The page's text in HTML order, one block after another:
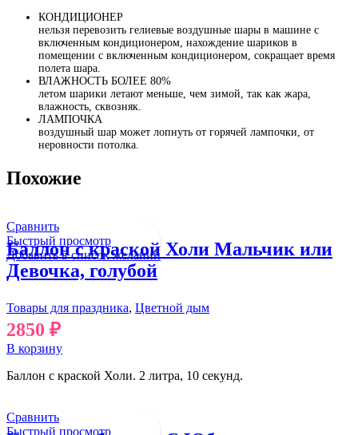
КОНДИЦИОНЕР
нельзя перевозить гелиевые воздушные шары в машине с
включенным кондиционером, нахождение шариков в
помещении с включенным кондиционером, сокращает время
полета шара.
ВЛАЖНОСТЬ БОЛЕЕ 80%
летом шарики летают меньше, чем зимой, так как жара,
влажность, сквозняк.
ЛАМПОЧКА
воздушный шар может лопнуть от горячей лампочки, от
неровности потолка.
Похожие
Сравнить
Быстрый просмотр
Добавить в список желаний
Баллон с краской Холи Мальчик или
Девочка, голубой
Товары для праздника, Цветной дым
2850 ₽
В корзину
Баллон с краской Холи. 2 литра, 10 секунд.
Сравнить
Быстрый просмотр